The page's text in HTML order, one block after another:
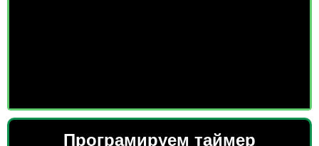
Програмируем таймер